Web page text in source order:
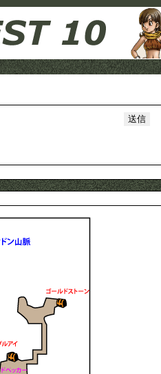
イナのみでしたよー 12/20/2012, 12:54:16 AM